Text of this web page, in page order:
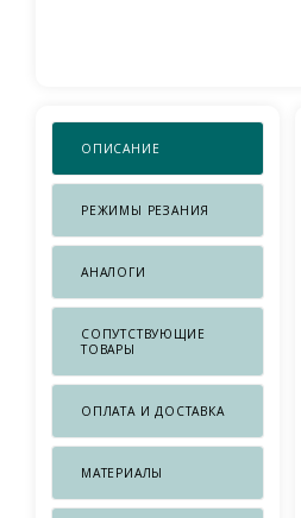
ОПИСАНИЕ
РЕЖИМЫ РЕЗАНИЯ
АНАЛОГИ
СОПУТСТВУЮЩИЕ
ТОВАРЫ
ОПЛАТА И ДОСТАВКА
МАТЕРИАЛЫ